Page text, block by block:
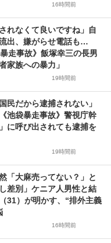
16時間前
れなくて良いですね」自
出、嫌がらせ電話も…
走事故》飯塚幸三の長男
家族への暴力」
19時間前
民だから逮捕されない」
池袋暴走事故》警視庁幹
に呼び出されても逮捕を
19時間前
「大麻売ってない？」と
差別」ケニア人男性と結
31）が明かす、“排外主義
16時間前